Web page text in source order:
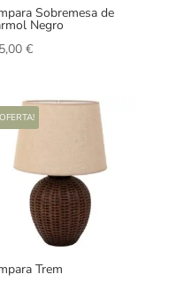
Sobremesa de
Negro
€
Trem